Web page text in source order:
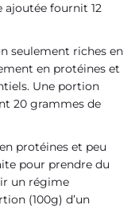
ajoutée fournit 12
seulement riches en
en protéines et
Une portion
20 grammes de
protéines et peu
pour prendre du
un régime
(100g) d’un